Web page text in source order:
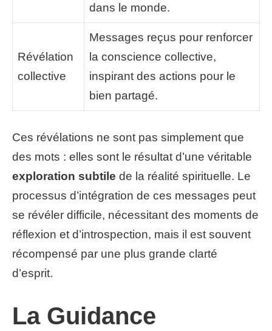
dans le monde.
Révélation
collective
Messages reçus pour renforcer
la conscience collective,
inspirant des actions pour le
bien partagé.
Ces révélations ne sont pas simplement que
des mots : elles sont le résultat d’une véritable
exploration subtile de la réalité spirituelle. Le
processus d’intégration de ces messages peut
se révéler difficile, nécessitant des moments de
réflexion et d’introspection, mais il est souvent
récompensé par une plus grande clarté
d’esprit.
La Guidance